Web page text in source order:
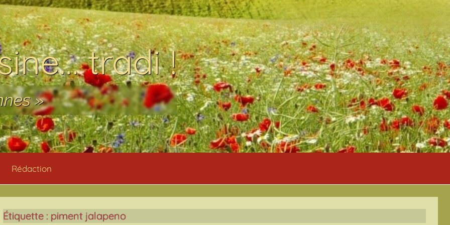
tradi !
»
Rédaction
Étiquette : piment jalapeno